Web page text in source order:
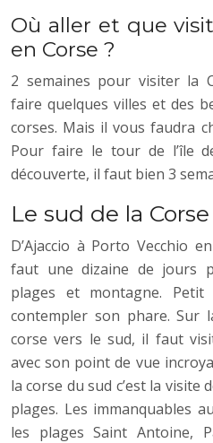
Où aller et que
en Corse ?
2 semaines pour visiter la
faire quelques villes et des
corses. Mais il vous faudra
Pour faire le tour de l’île
découverte, il faut bien 3
Le sud de la Corse
D’Ajaccio à Porto Vecchio
faut une dizaine de jours
plages et montagne.
contempler son phare. Sur
corse vers le sud, il faut
avec son point de vue
la corse du sud c’est la visite
plages. Les immanquables
les plages Saint Antoine,